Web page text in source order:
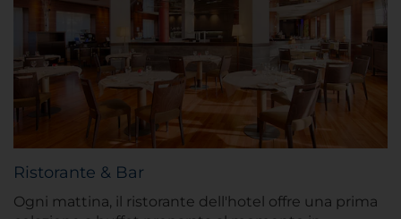
Ristorante & Bar
Ogni mattina, il ristorante dell'hotel offre una prima